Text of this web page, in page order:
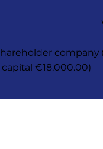
€18,000.00)